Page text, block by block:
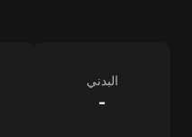
البدني
-